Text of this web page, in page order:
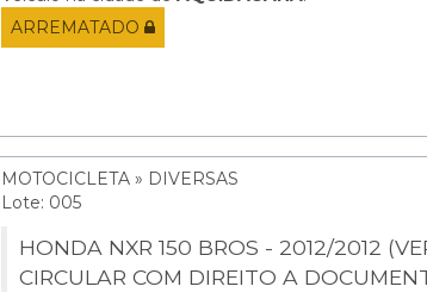
ARREMATADO
MOTOCICLETA » DIVERSAS
Lote: 005
HONDA NXR 150 BROS - 2012/2012
CIRCULAR COM DIREITO A